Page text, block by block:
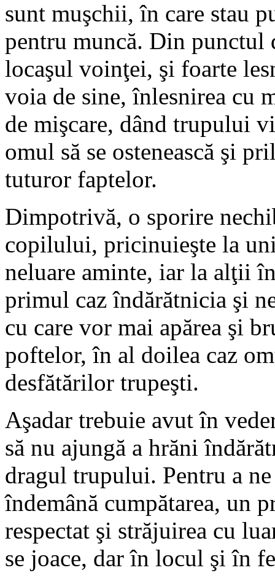
sunt muşchii, în care stau
pentru muncă. Din punctul
locaşul voinţei, şi foarte
voia de sine, înlesnirea cu
de mişcare, dând trupului
omul să se ostenească şi
tuturor faptelor.
Dimpotrivă, o sporire
copilului, pricinuieşte la
neluare aminte, iar la alţii
primul caz îndărătnicia şi
cu care vor mai apărea şi
poftelor, în al doilea caz
desfătărilor trupeşti.
Aşadar trebuie avut în
să nu ajungă a hrăni
dragul trupului. Pentru a
îndemână cumpătarea, un
respectat şi străjuirea cu
se joace, dar în locul şi în